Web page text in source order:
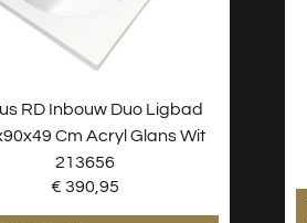
RD Inbouw Duo Ligbad
Cm Acryl Glans Wit
213656
€ 390,95